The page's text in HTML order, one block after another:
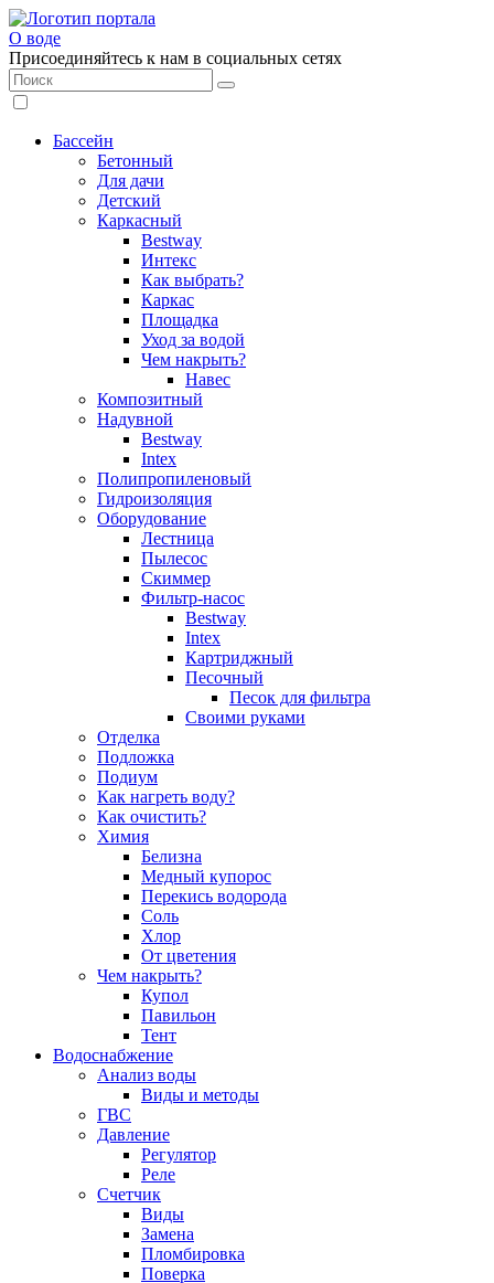
О воде
Присоединяйтесь к нам в социальных сетях
Бассейн
Бетонный
Для дачи
Детский
Каркасный
Bestway
Интекс
Как выбрать?
Каркас
Площадка
Уход за водой
Чем накрыть?
Навес
Композитный
Надувной
Bestway
Intex
Полипропиленовый
Гидроизоляция
Оборудование
Лестница
Пылесос
Скиммер
Фильтр-насос
Bestway
Intex
Картриджный
Песочный
Песок для фильтра
Своими руками
Отделка
Подложка
Подиум
Как нагреть воду?
Как очистить?
Химия
Белизна
Медный купорос
Перекись водорода
Соль
Хлор
От цветения
Чем накрыть?
Купол
Павильон
Тент
Водоснабжение
Анализ воды
Виды и методы
ГВС
Давление
Регулятор
Реле
Счетчик
Виды
Замена
Пломбировка
Поверка